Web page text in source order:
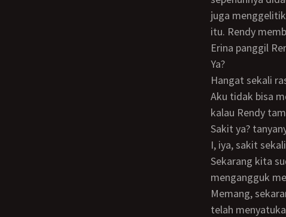
juga
itu. Rendy
Erina panggil
Ya?
Hangat sekali
Aku tidak bisa merespon jelas karena rasa perih yang menyiksa ini, namun bisa kulihat
kalau Rendy
Sakit ya?
I, iya, sakit
Sekarang kita sudah bersatu lho, Erina. Aku dan kamu sekarang jadi satu Aku
mengangguk
Memang, sekarang tubuh kami sudah bersatu karena kemaluan kami masing-masing
telah